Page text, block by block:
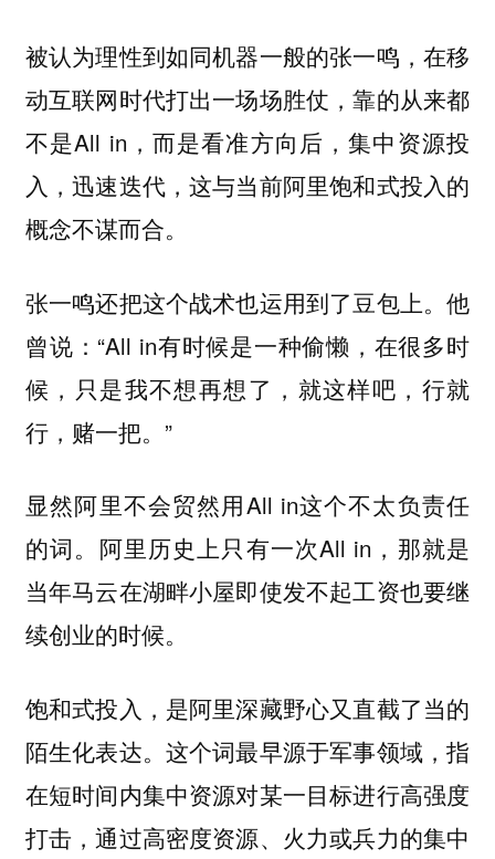
被认为理性到如同机器一般的张一鸣，在移
动互联网时代打出一场场胜仗，靠的从来都
不是All in，而是看准方向后，集中资源投
入，迅速迭代，这与当前阿里饱和式投入的
概念不谋而合。
张一鸣还把这个战术也运用到了豆包上。他
曾说：“All in有时候是一种偷懒，在很多时
候，只是我不想再想了，就这样吧，行就
行，赌一把。”
显然阿里不会贸然用All in这个不太负责任
的词。阿里历史上只有一次All in，那就是
当年马云在湖畔小屋即使发不起工资也要继
续创业的时候。
饱和式投入，是阿里深藏野心又直截了当的
陌生化表达。这个词最早源于军事领域，指
在短时间内集中资源对某一目标进行高强度
打击，通过高密度资源、火力或兵力的集中